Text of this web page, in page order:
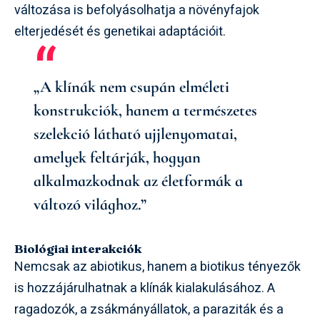
változása is befolyásolhatja a növényfajok
elterjedését és genetikai adaptációit.
„A klínák nem csupán elméleti
konstrukciók, hanem a természetes
szelekció látható ujjlenyomatai,
amelyek feltárják, hogyan
alkalmazkodnak az életformák a
változó világhoz.”
Biológiai interakciók
Nemcsak az abiotikus, hanem a biotikus tényezők
is hozzájárulhatnak a klínák kialakulásához. A
ragadozók, a zsákmányállatok, a paraziták és a